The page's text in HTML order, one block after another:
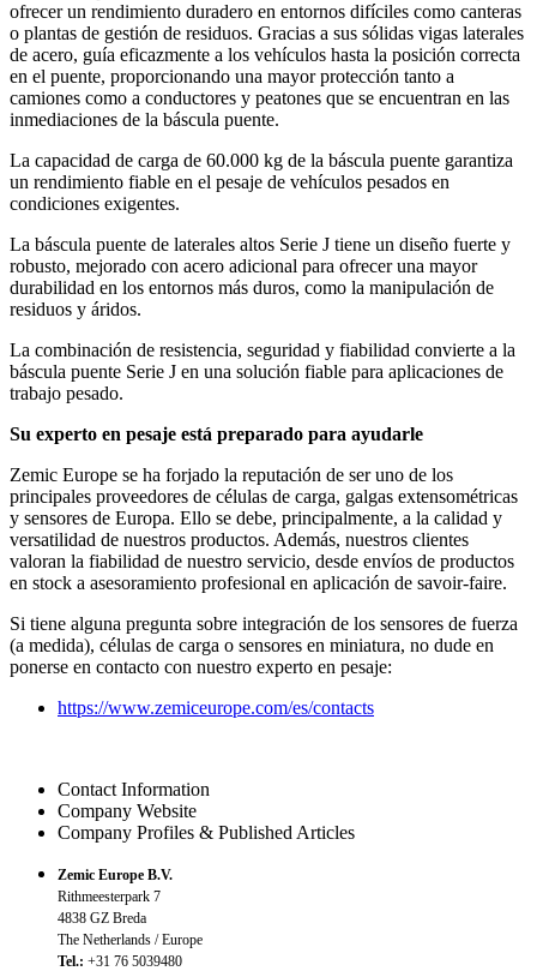
ofrecer un rendimiento duradero en entornos difíciles como canteras
o plantas de gestión de residuos. Gracias a sus sólidas vigas laterales
de acero, guía eficazmente a los vehículos hasta la posición correcta
en el puente, proporcionando una mayor protección tanto a
camiones como a conductores y peatones que se encuentran en las
inmediaciones de la báscula puente.
La capacidad de carga de 60.000 kg de la báscula puente garantiza
un rendimiento fiable en el pesaje de vehículos pesados en
condiciones exigentes.
La báscula puente de laterales altos Serie J tiene un diseño fuerte y
robusto, mejorado con acero adicional para ofrecer una mayor
durabilidad en los entornos más duros, como la manipulación de
residuos y áridos.
La combinación de resistencia, seguridad y fiabilidad convierte a la
báscula puente Serie J en una solución fiable para aplicaciones de
trabajo pesado.
Su experto en pesaje está preparado para ayudarle
Zemic Europe se ha forjado la reputación de ser uno de los
principales proveedores de células de carga, galgas extensométricas
y sensores de Europa. Ello se debe, principalmente, a la calidad y
versatilidad de nuestros productos. Además, nuestros clientes
valoran la fiabilidad de nuestro servicio, desde envíos de productos
en stock a asesoramiento profesional en aplicación de savoir-faire.
Si tiene alguna pregunta sobre integración de los sensores de fuerza
(a medida), células de carga o sensores en miniatura, no dude en
ponerse en contacto con nuestro experto en pesaje:
https://www.zemiceurope.com/es/contacts
Contact Information
Company Website
Company Profiles & Published Articles
Zemic Europe B.V.
Rithmeesterpark 7
4838 GZ Breda
The Netherlands / Europe
Tel.: +31 76 5039480